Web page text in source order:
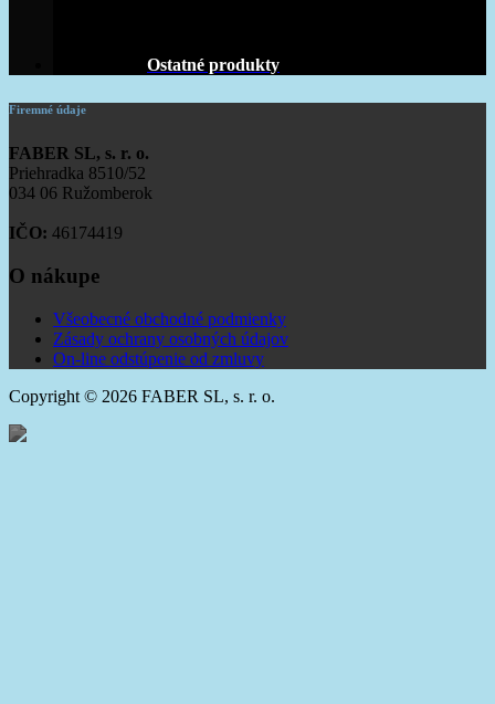
Ostatné produkty
Firemné údaje
FABER SL, s. r. o.
Priehradka 8510/52
034 06 Ružomberok
IČO: 46174419
O nákupe
Všeobecné obchodné podmienky
Zásady ochrany osobných údajov
On-line odstúpenie od zmluvy
Copyright © 2026 FABER SL, s. r. o.